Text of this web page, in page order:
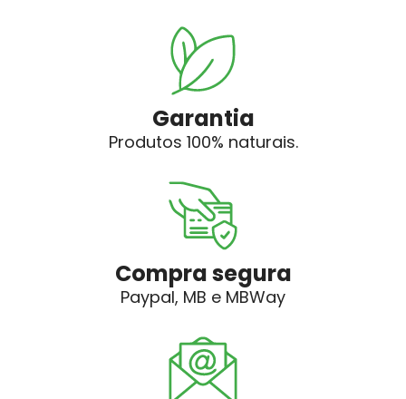
Garantia
Produtos 100% naturais.
Compra segura
Paypal, MB e MBWay